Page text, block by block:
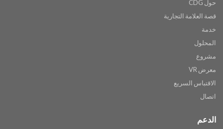
حول CDG
قصة العلامة التجارية
خدمة
المحلول
مشروع
معرض VR
الاقتباس السريع
اتصال
الدعم